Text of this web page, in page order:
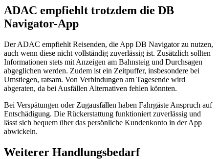
ADAC empfiehlt trotzdem die DB
Navigator-App
Der ADAC empfiehlt Reisenden, die App DB Navigator zu nutzen,
auch wenn diese nicht vollständig zuverlässig ist. Zusätzlich sollten
Informationen stets mit Anzeigen am Bahnsteig und Durchsagen
abgeglichen werden. Zudem ist ein Zeitpuffer, insbesondere bei
Umstiegen, ratsam. Von Verbindungen am Tagesende wird
abgeraten, da bei Ausfällen Alternativen fehlen könnten.
Bei Verspätungen oder Zugausfällen haben Fahrgäste Anspruch auf
Entschädigung. Die Rückerstattung funktioniert zuverlässig und
lässt sich bequem über das persönliche Kundenkonto in der App
abwickeln.
Weiterer Handlungsbedarf